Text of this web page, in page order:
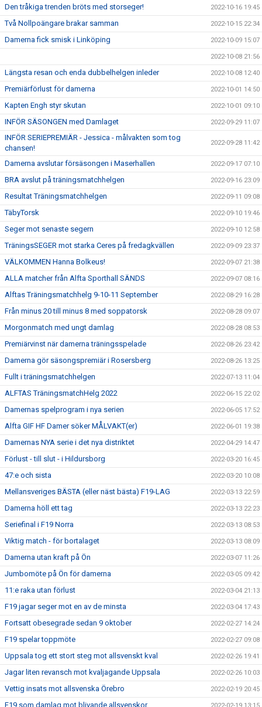
Den tråkiga trenden bröts med storseger! 2022-10-16 19:45
Två Nollpoängare brakar samman 2022-10-15 22:34
Damerna fick smisk i Linköping 2022-10-09 15:07
2022-10-08 21:56
Längsta resan och enda dubbelhelgen inleder 2022-10-08 12:40
Premiärförlust för damerna 2022-10-01 14:50
Kapten Engh styr skutan 2022-10-01 09:10
INFÖR SÄSONGEN med Damlaget 2022-09-29 11:07
INFÖR SERIEPREMIÄR - Jessica - målvakten som tog
chansen!
2022-09-28 11:42
Damerna avslutar försäsongen i Maserhallen 2022-09-17 07:10
BRA avslut på träningsmatchhelgen 2022-09-16 23:09
Resultat Träningsmatchhelgen 2022-09-11 09:08
TäbyTorsk 2022-09-10 19:46
Seger mot senaste segern 2022-09-10 12:58
TräningsSEGER mot starka Ceres på fredagkvällen 2022-09-09 23:37
VÄLKOMMEN Hanna Bolkeus! 2022-09-07 21:38
ALLA matcher från Alfta Sporthall SÄNDS 2022-09-07 08:16
Alftas Träningsmatchhelg 9-10-11 September 2022-08-29 16:28
Från minus 20 till minus 8 med soppatorsk 2022-08-28 09:07
Morgonmatch med ungt damlag 2022-08-28 08:53
Premiärvinst när damerna träningsspelade 2022-08-26 23:42
Damerna gör säsongspremiär i Rosersberg 2022-08-26 13:25
Fullt i träningsmatchhelgen 2022-07-13 11:04
ALFTAS TräningsmatchHelg 2022 2022-06-15 22:02
Damernas spelprogram i nya serien 2022-06-05 17:52
Alfta GIF HF Damer söker MÅLVAKT(er) 2022-06-01 19:38
Damernas NYA serie i det nya distriktet 2022-04-29 14:47
Förlust - till slut - i Hildursborg 2022-03-20 16:45
47:e och sista 2022-03-20 10:08
Mellansveriges BÄSTA (eller näst bästa) F19-LAG 2022-03-13 22:59
Damerna höll ett tag 2022-03-13 22:23
Seriefinal i F19 Norra 2022-03-13 08:53
Viktig match - för bortalaget 2022-03-13 08:09
Damerna utan kraft på Ön 2022-03-07 11:26
Jumbomöte på Ön för damerna 2022-03-05 09:42
11:e raka utan förlust 2022-03-04 21:13
F19 jagar seger mot en av de minsta 2022-03-04 17:43
Fortsatt obesegrade sedan 9 oktober 2022-02-27 14:24
F19 spelar toppmöte 2022-02-27 09:08
Uppsala tog ett stort steg mot allsvenskt kval 2022-02-26 19:41
Jagar liten revansch mot kvaljagande Uppsala 2022-02-26 10:03
Vettig insats mot allsvenska Örebro 2022-02-19 20:45
F19 som damlag mot blivande allsvenskor